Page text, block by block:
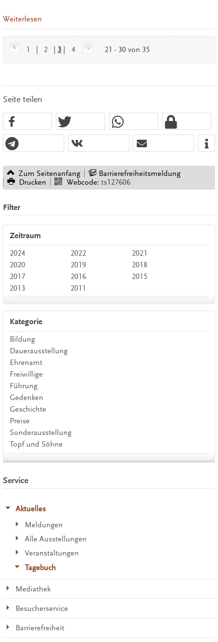
Weiterlesen
1 2 3 4 21 - 30 von 35
Seite teilen
Zum Seitenanfang
Barrierefreiheitsmeldung
Drucken
Webcode: ts127606
Filter
Zeitraum
2024 2022
2021
2020
2019
2018
2017
2016
2015
2013
2011
Kategorie
Bildung
Dauerausstellung
Ehrenamt
Freiwillige
Führung
Gedenken
Geschichte
Preise
Sonderausstellung
Topf und Söhne
Service
Aktuelles
Meldungen
Alle Ausstellungen
Veranstaltungen
Tagebuch
Mediathek
Besucherservice
Barrierefreiheit